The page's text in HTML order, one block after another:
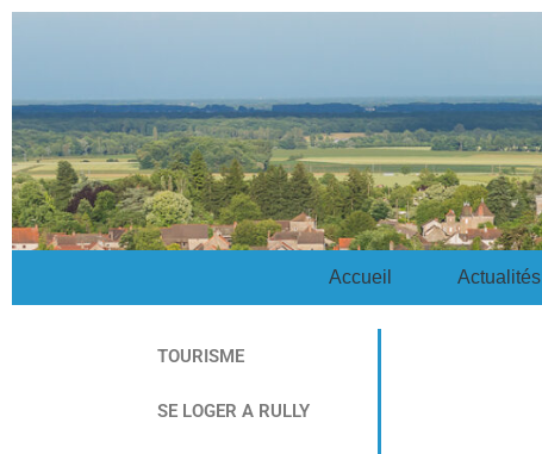
Accueil Actualités
TOURISME
SE LOGER A RULLY